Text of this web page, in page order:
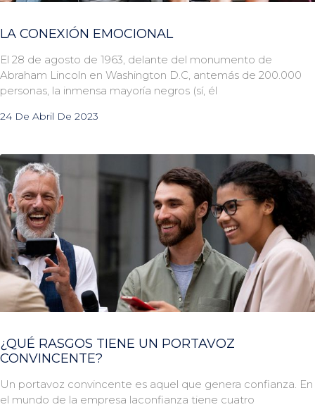
LA CONEXIÓN EMOCIONAL
El 28 de agosto de 1963, delante del monumento de
Abraham Lincoln en Washington D.C, antemás de 200.000
personas, la inmensa mayoría negros (sí, él
24 De Abril De 2023
¿QUÉ RASGOS TIENE UN PORTAVOZ
CONVINCENTE?
Un portavoz convincente es aquel que genera confianza. En
el mundo de la empresa laconfianza tiene cuatro